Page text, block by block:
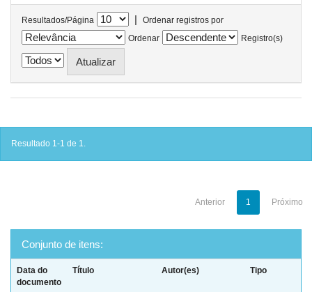
Resultados/Página |
Ordenar registros por
Ordenar
Registro(s)
Resultado 1-1 de 1.
Anterior 1 Próximo
Conjunto de itens:
Data do
documento
Título Autor(es) Tipo